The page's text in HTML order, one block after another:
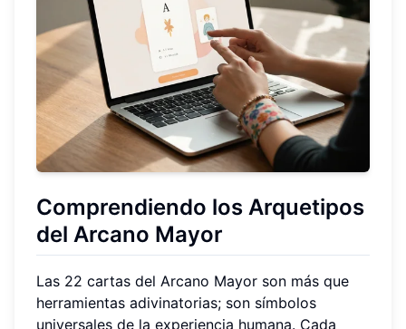
Comprendiendo los Arquetipos
del Arcano Mayor
Las 22 cartas del Arcano Mayor son más que
herramientas adivinatorias; son símbolos
universales de la experiencia humana. Cada